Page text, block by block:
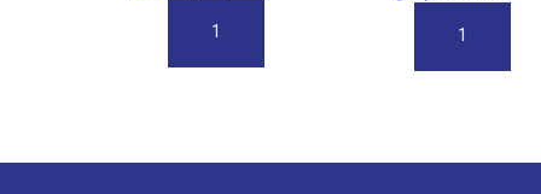
افزودن به سبد خرید افزودن به سبد خرید